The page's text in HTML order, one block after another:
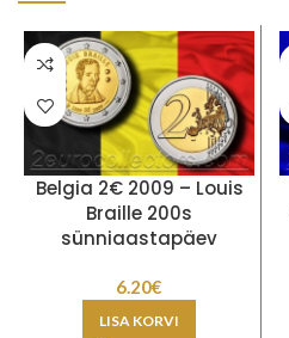
Belgia 2€ 2009 – Louis
Braille 200s
sünniaastapäev
6.20€
LISA KORVI